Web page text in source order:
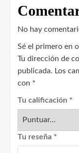
No hay
Sé el primero en
Tu dirección de
publicada. Los
con *
Tu calificación *
Tu reseña *